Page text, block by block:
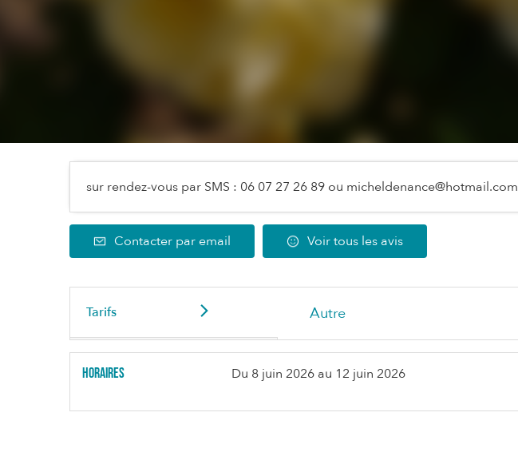
sur rendez-vous par SMS : 06 07 27 26 89 ou micheldenance@hotmail.com
Contacter par email Voir tous les avis
Tarifs Autre
Horaires Du 8 juin 2026 au 12 juin 2026